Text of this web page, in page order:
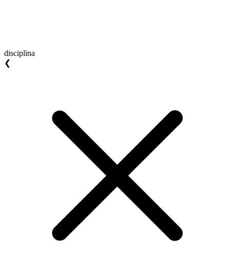
disciplina
❮